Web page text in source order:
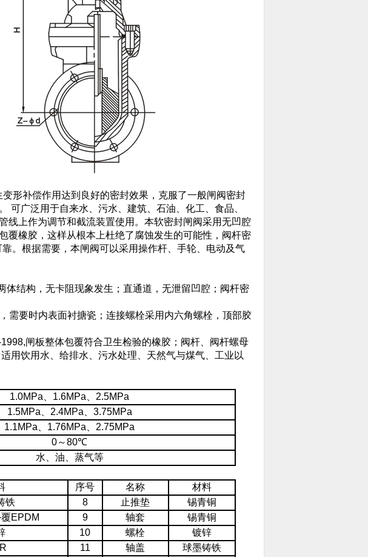
形补偿作用达到良好的密封效果，克服了一般闸阀密封
可广泛用于自来水、污水、建筑、石油、化工、食品、
线上作为调节和截流装置使用。本软密封闸阀采用无凹腔
覆橡胶，这样从根本上杜绝了腐蚀发生的可能性，阀杆密
。根据需要，本闸阀可以采用操作杆、手轮、电动及气
结构，无卡阻现象发生；直通道，无泄留凹腔；阀杆密
需要时内表面衬搪瓷；连接螺栓采用内六角螺栓，顶部胶
闸板整体包覆符合卫生检验的橡胶；阀杆、阀杆螺母
用饮用水、给排水、污水处理、天然气与煤气、工业以
1.0MPa 1.6MPa
2.5MPa
1.5MPa 2.4MPa
3.75MPa
1.1MPa 1.76MPa
2.75MPa
0～80℃
水、油、蒸气等
序号 名称
材料
铁 8 止推垫
锡青铜
EPDM 9 轴套
锡青铜
10 螺栓
镀锌
11 轴盖
球墨铸铁